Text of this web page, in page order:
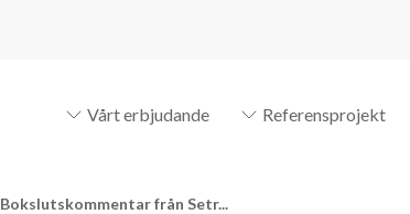
Vårt erbjudande Referensprojekt
Bokslutskommentar från Setr...